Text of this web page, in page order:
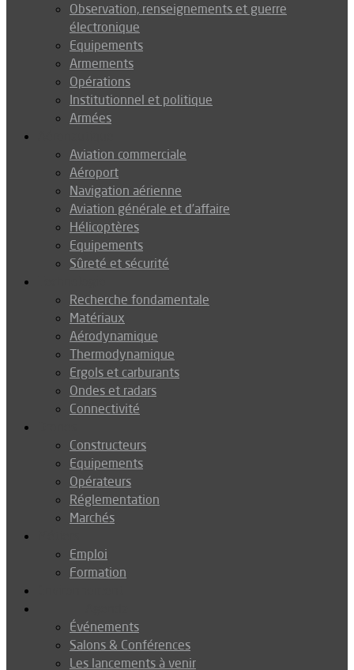
Observation, renseignements et guerre
électronique
Equipements
Armements
Opérations
Institutionnel et politique
Armées
Aviation commerciale
Aéroport
Navigation aérienne
Aviation générale et d’affaire
Hélicoptères
Equipements
Sûreté et sécurité
Recherche fondamentale
Matériaux
Aérodynamique
Thermodynamique
Ergols et carburants
Ondes et radars
Connectivité
Constructeurs
Equipements
Opérateurs
Réglementation
Marchés
Emploi
Formation
Événements
Salons & Conférences
Les lancements à venir